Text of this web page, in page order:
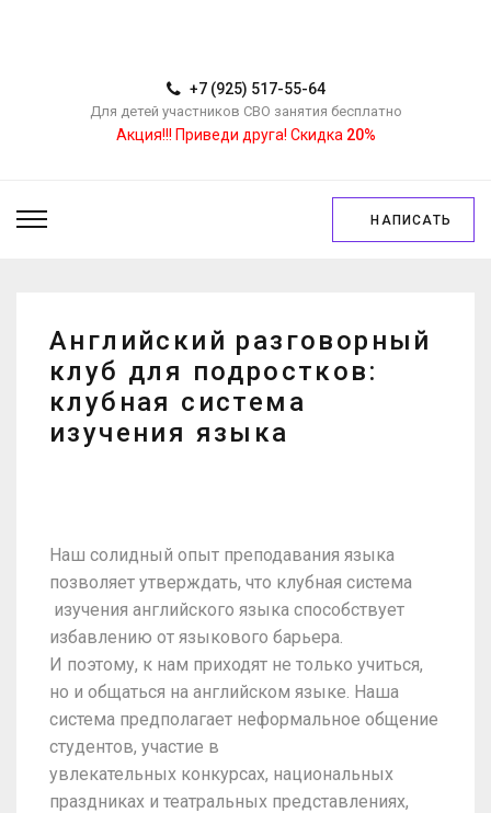
+7 (925) 517-55-64
Для детей участников СВО занятия бесплатно
Акция!!! Приведи друга! Скидка 20%
НАПИСАТЬ
Английский разговорный
клуб для подростков:
клубная система
изучения языка
Наш солидный опыт преподавания языка
позволяет утверждать, что клубная система
изучения английского языка способствует
избавлению от языкового барьера.
И поэтому, к нам приходят не только учиться,
но и общаться на английском языке. Наша
система предполагает неформальное общение
студентов, участие в
увлекательных конкурсах, национальных
праздниках и театральных представлениях,